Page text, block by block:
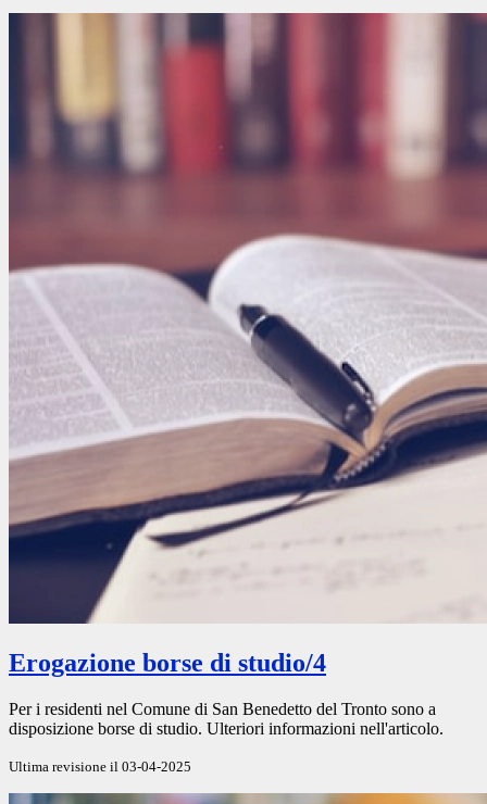
Erogazione borse di studio/4
Per i residenti nel Comune di San Benedetto del Tronto sono a
disposizione borse di studio. Ulteriori informazioni nell'articolo.
Ultima revisione il 03-04-2025